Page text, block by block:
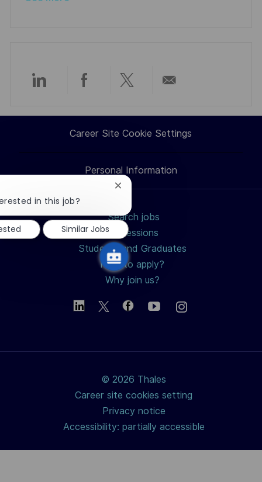
e
Share
via
LinkedIn
Share
via
Facebook
Share
via
twitter
via
email
Career Site Cookie Settings
Personal Information
Search jobs
Professions
Students and Graduates
How to apply?
Why join us?
© 2026 Thales
Career site cookies setting
Privacy notice
Accessibility: partially accessible
in this job?
Close
notification
Similar Jobs